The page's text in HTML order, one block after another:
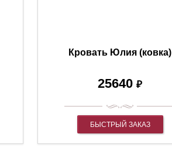
Кровать Юлия (ковка)
25640 ₽
БЫСТРЫЙ ЗАКАЗ